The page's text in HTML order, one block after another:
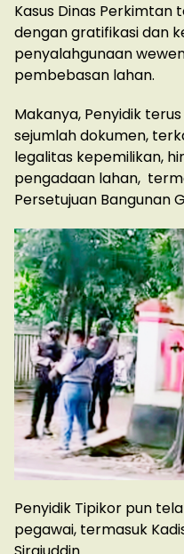
Kasus Dinas
dengan gratifikasi dan
penyalahgunaan
pembebasan lahan.
Makanya, Penyidik
sejumlah dokumen,
legalitas kepemilikan,
pengadaan lahan,
Persetujuan Bangunan
Penyidik Tipikor pun
pegawai, termasuk